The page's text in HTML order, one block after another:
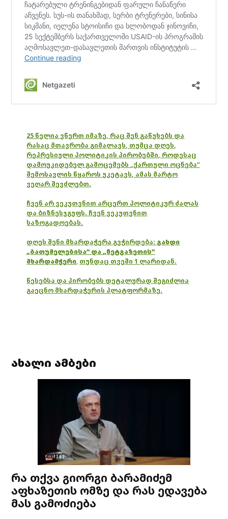
25 წელია ვწერთ იმაზე, რაც შენ გაწუხებს და
რასაც მთავრობა გიმალავს, თუმცა დღეს,
რეპრესიული პოლიტიკის პირობებში, როდესაც
დამოუკიდებელ გამოცემებს „ქართული ოცნება“
შემოსავლის წყაროს უკეტავს, ამას მარტო
ვეღარ შევძლებთ.
ჩვენ არ ვეკუთვნით არცერთ პოლიტიკურ ძალას
და ბიზნესჯგუფს. ჩვენ ვეკუთვნით
საზოგადოებას.
დღეს შენი მხარდაჭერა გვჭირდება: გახდი
„ბათუმელებისა“ და „ნეტგაზეთის“
მხარდამჭერი, თუნდაც თვეში 1 ლარიდან.
წესებსა და პირობებს დეტალურად შეგიძლია
გაეცნო მხარდაჭერის პლატფორმაზე.
ახალი ამბები
რა თქვა გიორგი ბარამიძემ
აფხაზეთის ომზე და რას ედავება
მას გამოძიება